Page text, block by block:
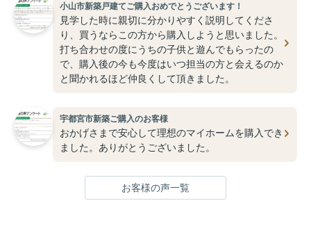
談させていただきたいと存じます。高橋さんありが
とうございました。これからもお体に気をつけて頑
張ってください！！
小山市新築戸建てご購入おめでとうございます！
見学した時に親切に分かりやすく説明してくださ
り、買うならこの方から購入しようと思いました。
打ち合わせの度にうちの子供と遊んでもらったの
で、購入後の今も今度はいつ担当の方と会えるのか
と聞かれるほど仲良くして頂きました。
宇都宮市新築ご購入のお客様
おかげさまで安心して理想のマイホームを購入でき
ました。ありがとうございました。
お客様の声一覧